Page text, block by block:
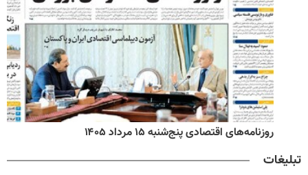
روزنامه‌های اقتصادی پنج‌شنبه ۱۵ مرداد ۱۴۰۵
تبلیغات